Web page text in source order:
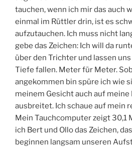
tauchen, wenn ich mir das auch
einmal im Rüttler drin, ist es
aufzutauchen. Ich muss nicht
gebe das Zeichen: Ich will da
über den Trichter und lassen
Tiefe fallen. Meter für Meter.
angekommen bin spüre ich wie
meinem Gesicht auch auf meine
ausbreitet. Ich schaue auf mein
Mein Tauchcomputer zeigt 30,1
ich Bert und Ollo das Zeichen,
beginnen langsam unseren